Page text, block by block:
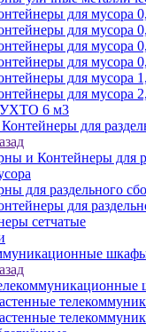
для мусора
для мусора
для мусора
для мусора
для мусора
для мусора
6 м3
для
и Контейнеры для
для раздельного
для
сетчатые